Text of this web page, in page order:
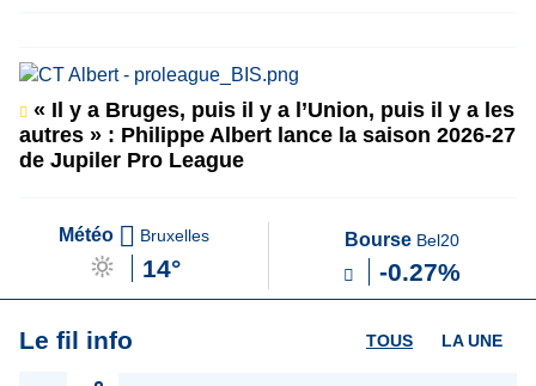
« Il y a Bruges, puis il y a l’Union, puis il y a les
autres » : Philippe Albert lance la saison 2026-27
de Jupiler Pro League
Météo Bruxelles
14°
Bourse Bel20
-0.27%
Le fil info LA UNE
TOUS